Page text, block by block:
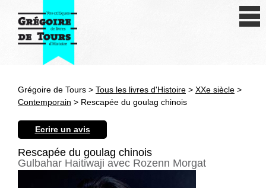
Antiquité
Epoque moderne
Grégoire de Tours > Tous les livres d'Histoire > XXe siècle >
Contemporain > Rescapée du goulag chinois
Ecrire un avis
Rescapée du goulag chinois
Gulbahar Haitiwaji avec Rozenn Morgat